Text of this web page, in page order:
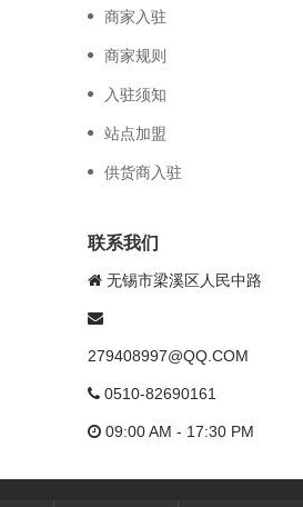
商家入驻
商家规则
入驻须知
站点加盟
供货商入驻
联系我们
无锡市梁溪区人民中路
279408997@QQ.COM
0510-82690161
09:00 AM - 17:30 PM